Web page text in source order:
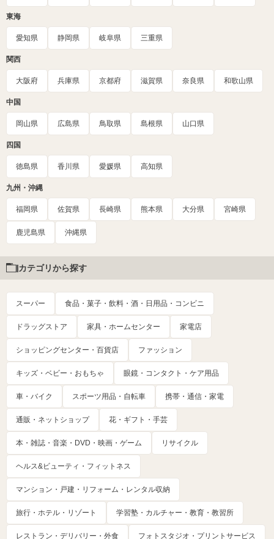
東海
愛知県 静岡県 岐阜県 三重県
関西
大阪府 兵庫県 京都府 滋賀県 奈良県 和歌山県
中国
岡山県 広島県 鳥取県 島根県 山口県
四国
徳島県 香川県 愛媛県 高知県
九州・沖縄
福岡県 佐賀県 長崎県 熊本県 大分県 宮崎県
鹿児島県 沖縄県
カテゴリから探す
スーパー 食品・菓子・飲料・酒・日用品・コンビニ
ドラッグストア 家具・ホームセンター 家電店
ショッピングセンター・百貨店 ファッション
キッズ・ベビー・おもちゃ 眼鏡・コンタクト・ケア用品
車・バイク スポーツ用品・自転車 携帯・通信・家電
通販・ネットショップ 花・ギフト・手芸
本・雑誌・音楽・DVD・映画・ゲーム リサイクル
ヘルス&ビューティ・フィットネス
マンション・戸建・リフォーム・レンタル収納
旅行・ホテル・リゾート 学習塾・カルチャー・教育・教習所
レストラン・デリバリー・外食 フォトスタジオ・プリントサービス